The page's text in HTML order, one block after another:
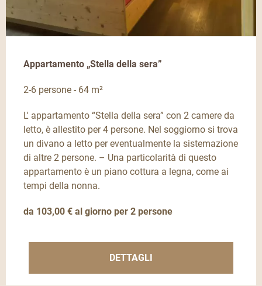
Appartamento „Stella della sera”
2-6 persone - 64 m²
L' appartamento “Stella della sera” con 2 camere da
letto, è allestito per 4 persone. Nel soggiorno si trova
un divano a letto per eventualmente la sistemazione
di altre 2 persone. – Una particolarità di questo
appartamento è un piano cottura a legna, come ai
tempi della nonna.
da 103,00 € al giorno per 2 persone
DETTAGLI